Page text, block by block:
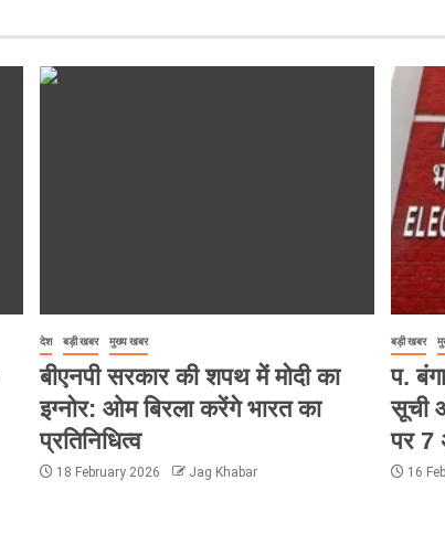
देश बड़ी खबर मुख्य खबर
बीएनपी सरकार की शपथ में मोदी का
इग्नोर: ओम बिरला करेंगे भारत का
प्रतिनिधित्व
18 February 2026 Jag Khabar
बड़ी खबर
प.
सूची
पर 7
16